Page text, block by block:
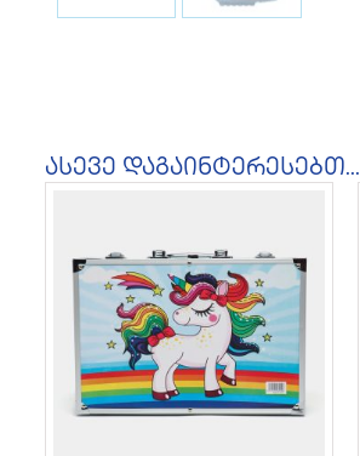
ასევე დაგაინტერესებთ...